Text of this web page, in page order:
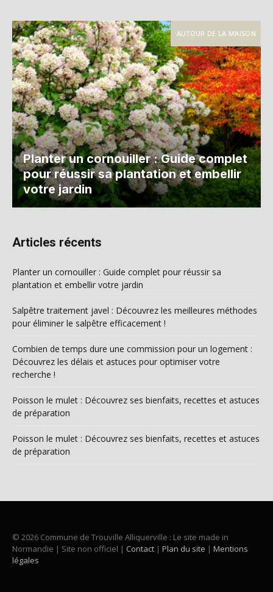
AUTOUR DE LA MAISON
Planter un cornouiller : Guide complet
pour réussir sa plantation et embellir
votre jardin
Articles récents
Planter un cornouiller : Guide complet pour réussir sa
plantation et embellir votre jardin
Salpêtre traitement javel : Découvrez les meilleures méthodes
pour éliminer le salpêtre efficacement !
Combien de temps dure une commission pour un logement :
Découvrez les délais et astuces pour optimiser votre
recherche !
Poisson le mulet : Découvrez ses bienfaits, recettes et astuces
de préparation
Poisson le mulet : Découvrez ses bienfaits, recettes et astuces
de préparation
© 2026 Commune de Trouville Alliquerville : Le site made in
Normandie | Site non officiel | Contact | Plan du site | Mentions
légales